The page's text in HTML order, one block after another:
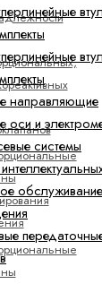
направляющие
оси и
системы
обслуживание